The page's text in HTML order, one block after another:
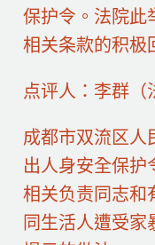
保护令。法院此
相关条款的积极
点评人：李群（
成都市双流区人
出人身安全保护
相关负责同志和
同生活人遭受家